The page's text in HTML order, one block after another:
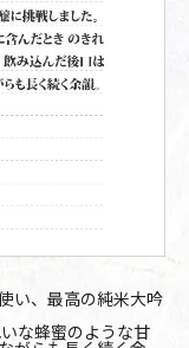
い、最高の純米大吟
な蜂蜜のような甘